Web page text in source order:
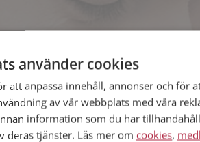
dejtar på Mötesplatsen. Bli medlem nu
använder cookies
att anpassa innehåll, annonser och för
av vår webbplats med våra
information som du har
deras tjänster. Läs mer om cookies,